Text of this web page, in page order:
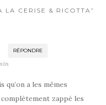
LA CERISE & RICOTTA”
RÉPONDRE
qu’on a les mêmes
complètement zappé les